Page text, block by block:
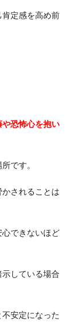
定感を高め前
や恐怖心を抱い
です。
されることは
心できないほど
している場合
安定になった